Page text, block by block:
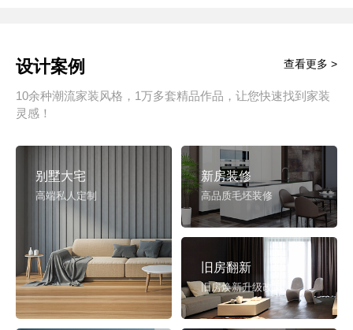
设计案例
10余种潮流家装风格，1万多套精品作品，让您快速找到家装
灵感！
查看更多 >
别墅大宅
高端私人定制
新房装修
高品质毛坯装修
旧房翻新
旧房焕新升级改造